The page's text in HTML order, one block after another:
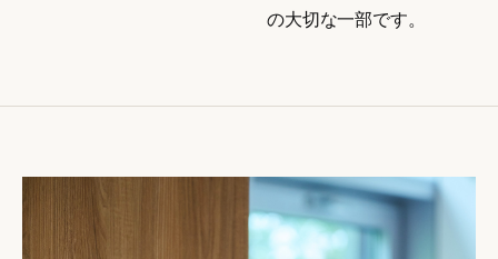
の大切な一部です。